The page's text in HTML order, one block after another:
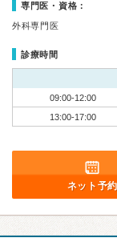
専門医・資格：
外科専門医
診療時間
09:00-12:00
13:00-17:00
ネット予約